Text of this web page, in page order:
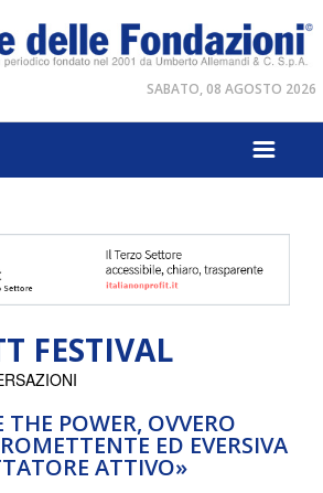
SABATO, 08 AGOSTO 2026
FESTIVAL
THE POWER, OVVERO
ED EVERSIVA
ATTIVO»